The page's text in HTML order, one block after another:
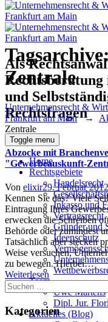
Als
und
Rechtsfragen
Toggle menu
Home
Rechtsgebiete
Handelsrecht
Inkasso und
Vertragsrecht
Gründer und
Ideenschutz
Team
Uwe Martens
Dipl. Jur.
Aktuelles (Blog)
Zentrale
Unternehmensrecht &
Frankfurt am Main →
Zentrale
Abzocke mit
"Gewerbeauskunft-
Author
Von elixirPosted
on
29. Februar 2012
Kennen Sie das? Viele
Eintragung Ihres
erwecken die Schreiben
Behörde oder zumindest
Tatsächlich aber stecken
Weise versuchen,
zu bewegen. Hierbei…
Weiterlesen
Suchen
nach:
Kategorien